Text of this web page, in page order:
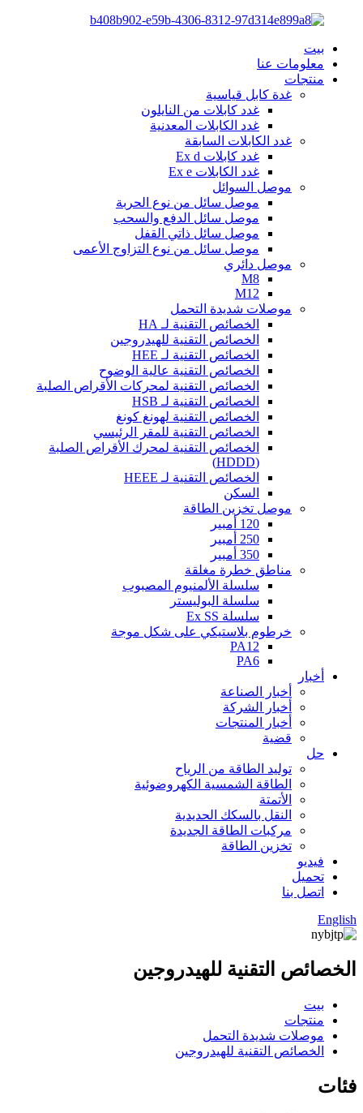
بيت
معلومات عنا
منتجات
غدة كابل قياسية
غدد كابلات من النايلون
غدد الكابلات المعدنية
غدد الكابلات السابقة
غدد كابلات Ex d
غدد الكابلات Ex e
موصل السوائل
موصل سائل من نوع الحربة
موصل سائل الدفع والسحب
موصل سائل ذاتي القفل
موصل سائل من نوع التزاوج الأعمى
موصل دائري
M8
M12
موصلات شديدة التحمل
الخصائص التقنية لـ HA
الخصائص التقنية للهيدروجين
الخصائص التقنية لـ HEE
الخصائص التقنية عالية الوضوح
الخصائص التقنية لمحركات الأقراص الصلبة
الخصائص التقنية لـ HSB
الخصائص التقنية لهونغ كونغ
الخصائص التقنية للمقر الرئيسي
الخصائص التقنية لمحرك الأقراص الصلبة
(HDDD)
الخصائص التقنية لـ HEEE
السكن
موصل تخزين الطاقة
120 أمبير
250 أمبير
350 أمبير
مناطق خطرة مغلقة
سلسلة الألمنيوم المصبوب
سلسلة البوليستر
سلسلة Ex SS
خرطوم بلاستيكي على شكل موجة
PA12
PA6
أخبار
أخبار الصناعة
أخبار الشركة
أخبار المنتجات
قضية
حل
توليد الطاقة من الرياح
الطاقة الشمسية الكهروضوئية
الأتمتة
النقل بالسكك الحديدية
مركبات الطاقة الجديدة
تخزين الطاقة
فيديو
تحميل
اتصل بنا
English
الخصائص التقنية للهيدروجين
بيت
منتجات
موصلات شديدة التحمل
الخصائص التقنية للهيدروجين
فئات